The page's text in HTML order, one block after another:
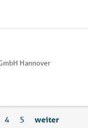
Hannover
4 5 weiter